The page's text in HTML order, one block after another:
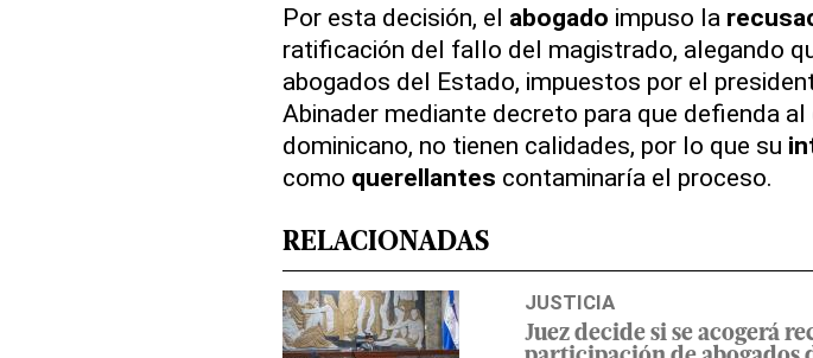
Por esta decisión, el abogado impuso la
ratificación del fallo del magistrado, alegando
abogados del Estado, impuestos por el
Abinader mediante decreto para que defienda al
dominicano, no tienen calidades, por lo que su
como querellantes contaminaría el proceso.
RELACIONADAS
JUSTICIA
Juez decide si se acogerá